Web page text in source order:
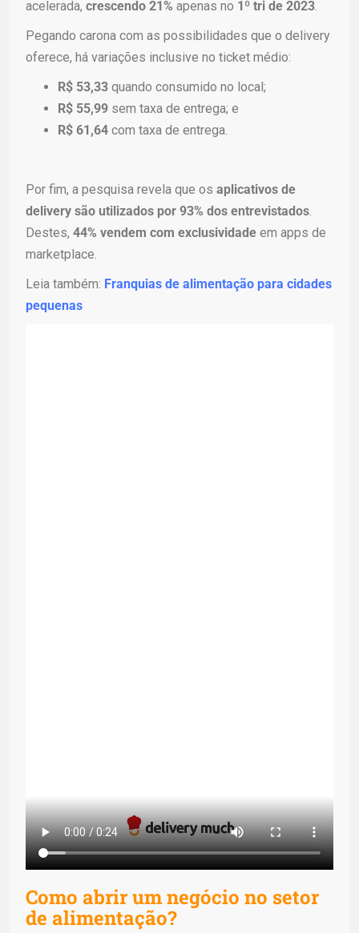
acelerada, crescendo 21% apenas no 1º tri de 2023
Pegando carona com as possibilidades que o delivery
oferece, há variações inclusive no ticket médio:
R$ 53,33 quando consumido no local;
R$ 55,99 sem taxa de entrega; e
R$ 61,64 com taxa de entrega.
Por fim, a pesquisa revela que os aplicativos de
delivery são utilizados por 93% dos entrevistados
Destes, 44% vendem com exclusividade em apps de
marketplace.
Leia também: Franquias de alimentação para cidades
pequenas
Como abrir um negócio no setor
de alimentação?